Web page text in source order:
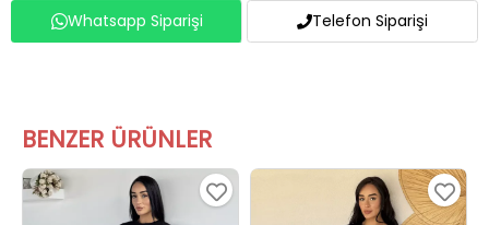
Whatsapp Siparişi Telefon Siparişi
BENZER ÜRÜNLER